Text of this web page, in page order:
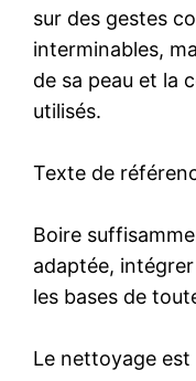
sur des gestes
interminables,
de sa peau et la
utilisés.
Texte de
Boire
adaptée,
les bases de
Le nettoyage est